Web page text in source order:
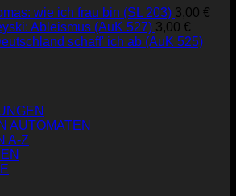
wie ich frau bin (SL 203) 3,00 €
Ableismus (AuK 527) 3,00 €
schaff' ich ab (AuK 525)
AUTOMATEN
A-Z